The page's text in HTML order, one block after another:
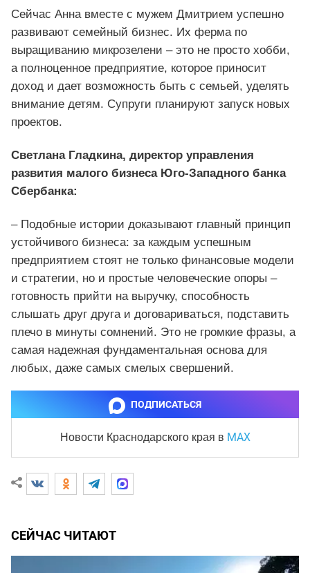
Сейчас Анна вместе с мужем Дмитрием успешно
развивают семейный бизнес. Их ферма по
выращиванию микрозелени – это не просто хобби,
а полноценное предприятие, которое приносит
доход и дает возможность быть с семьей, уделять
внимание детям. Супруги планируют запуск новых
проектов.
Светлана Гладкина, директор управления
развития малого бизнеса Юго-Западного банка
Сбербанка:
– Подобные истории доказывают главный принцип
устойчивого бизнеса: за каждым успешным
предприятием стоят не только финансовые модели
и стратегии, но и простые человеческие опоры –
готовность прийти на выручку, способность
слышать друг друга и договариваться, подставить
плечо в минуты сомнений. Это не громкие фразы, а
самая надежная фундаментальная основа для
любых, даже самых смелых свершений.
ПОДПИСАТЬСЯ
Новости Краснодарского края в MAX
СЕЙЧАС ЧИТАЮТ